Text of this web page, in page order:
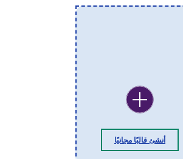
أنشئ قالبًا مجانيًا